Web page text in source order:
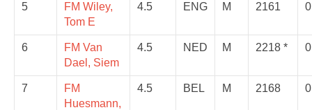
5
FM Wiley,
Tom E
4.5 ENG M 2161 0
6
FM Van
Dael, Siem
4.5 NED M 2218 * 0
7
FM
Huesmann,
4.5 BEL M 2168 0